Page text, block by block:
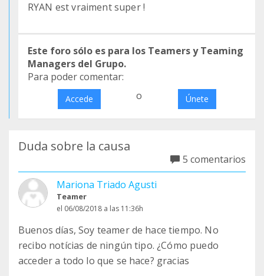
RYAN est vraiment super !
Este foro sólo es para los Teamers y Teaming
Managers del Grupo.
Para poder comentar:
Accede o Únete
Duda sobre la causa
5 comentarios
Mariona Triado Agusti
Teamer
el 06/08/2018 a las 11:36h
Buenos días, Soy teamer de hace tiempo. No
recibo notícias de ningún tipo. ¿Cómo puedo
acceder a todo lo que se hace? gracias